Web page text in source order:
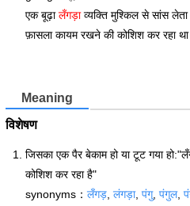
एक बूढ़ालँगड़ाव्यक्ति मुश्किल से सांस
फ़ासला कायम रखने की कोशिश कर रहा
Meaning
विशेषण
जिसका एक पैर बेकाम हो या टूट गया
कोशिश कर रहा है"
synonyms： लँगड़, लंगड़ा, पंगु, पंगुल,